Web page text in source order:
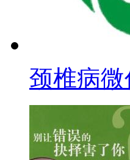
颈椎病